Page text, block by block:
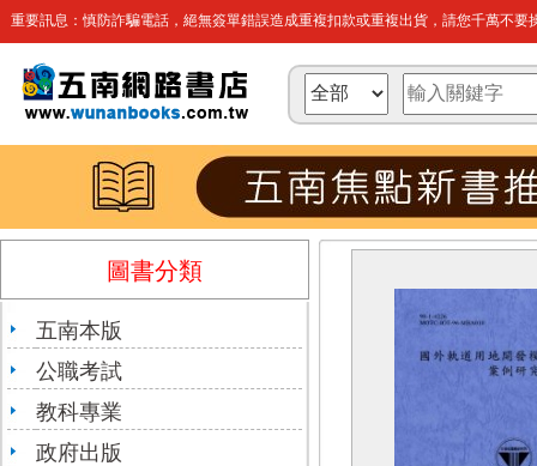
重要訊息：慎防詐騙電話，絕無簽單錯誤造成重複扣款或重複出貨，請您千萬不要
圖書分類
五南本版
公職考試
教科專業
政府出版